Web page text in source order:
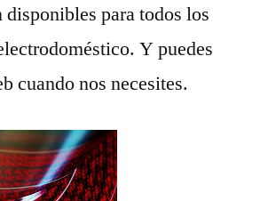
para todos los
Y puedes
cuando nos necesites.